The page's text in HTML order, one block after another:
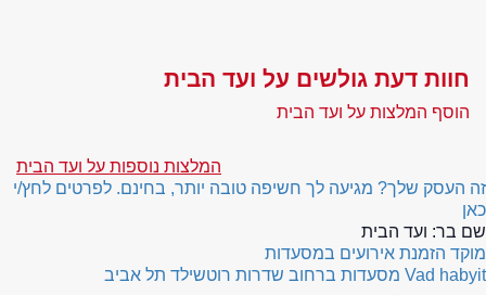
חוות דעת גולשים על ועד הבית
הוסף המלצות על ועד הבית
המלצות נוספות על ועד הבית
זה העסק שלך? מגיעה לך חשיפה טובה יותר, בחינם. לפרטים לחץ/י
כאן
שם בר: ועד הבית
מוקד הזמנת אירועים במסעדות
Vad habyit מסעדות ברחוב שדרות רוטשילד תל אביב